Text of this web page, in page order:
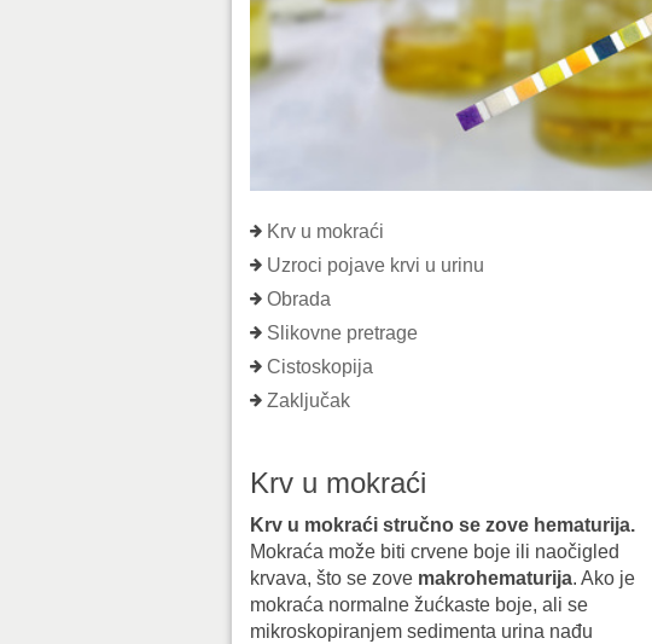
Krv u mokraći
Uzroci pojave krvi u urinu
Obrada
Slikovne pretrage
Cistoskopija
Zaključak
Krv u mokraći
Krv u mokraći stručno se zove hematurija.
Mokraća može biti crvene boje ili naočigled
krvava, što se zove makrohematurija. Ako je
mokraća normalne žućkaste boje, ali se
mikroskopiranjem sedimenta urina nađu